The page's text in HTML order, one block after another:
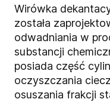
Wirówka
została
odwadniania w
substancji
posiada część
oczyszczania
osuszania frakcji